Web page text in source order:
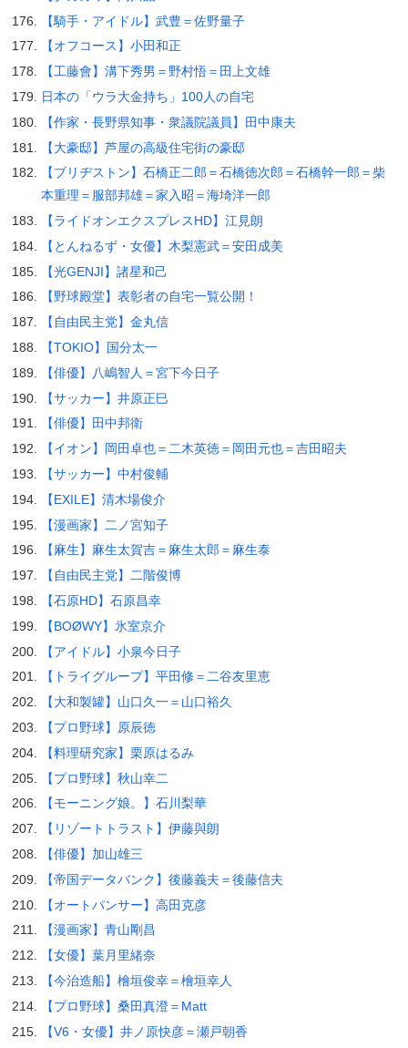
【騎手・アイドル】武豊＝佐野量子
【オフコース】小田和正
【工藤會】溝下秀男＝野村悟＝田上文雄
日本の「ウラ大金持ち」100人の自宅
【作家・長野県知事・衆議院議員】田中康夫
【大豪邸】芦屋の高級住宅街の豪邸
【ブリヂストン】石橋正二郎＝石橋徳次郎＝石橋幹一郎＝柴
本重理＝服部邦雄＝家入昭＝海埼洋一郎
【ライドオンエクスプレスHD】江見朗
【とんねるず・女優】木梨憲武＝安田成美
【光GENJI】諸星和己
【野球殿堂】表彰者の自宅一覧公開！
【自由民主党】金丸信
【TOKIO】国分太一
【俳優】八嶋智人＝宮下今日子
【サッカー】井原正巳
【俳優】田中邦衛
【イオン】岡田卓也＝二木英徳＝岡田元也＝吉田昭夫
【サッカー】中村俊輔
【EXILE】清木場俊介
【漫画家】二ノ宮知子
【麻生】麻生太賀吉＝麻生太郎＝麻生泰
【自由民主党】二階俊博
【石原HD】石原昌幸
【BOØWY】氷室京介
【アイドル】小泉今日子
【トライグループ】平田修＝二谷友里恵
【大和製罐】山口久一＝山口裕久
【プロ野球】原辰徳
【料理研究家】栗原はるみ
【プロ野球】秋山幸二
【モーニング娘。】石川梨華
【リゾートトラスト】伊藤與朗
【俳優】加山雄三
【帝国データバンク】後藤義夫＝後藤信夫
【オートパンサー】高田克彦
【漫画家】青山剛昌
【女優】葉月里緒奈
【今治造船】檜垣俊幸＝檜垣幸人
【プロ野球】桑田真澄＝Matt
【V6・女優】井ノ原快彦＝瀬戸朝香